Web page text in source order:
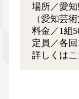
場所／愛
（愛知芸
料金／1組
定員／各
詳しくは